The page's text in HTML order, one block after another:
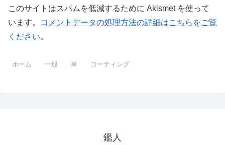
このサイトはスパムを低減するために Akismet を使って
います。
コメントデータの処理方法の詳細はこちらをご覧
ください。
ホーム 一般 車 コーティング
鑑人